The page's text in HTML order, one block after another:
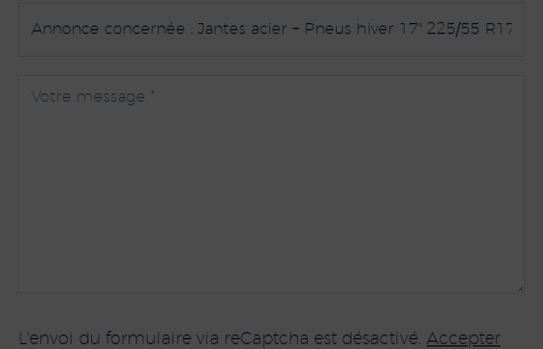
L'envoi du formulaire via reCaptcha est désactivé. Accepter